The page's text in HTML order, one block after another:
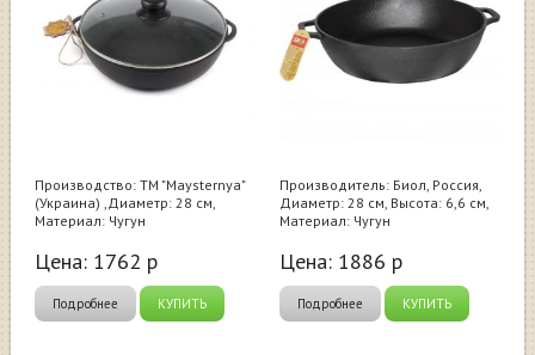
Производство: ТМ "Maysternya"
(Украина) ,Диаметр: 28 см,
Материал: Чугун
Цена: 1762 р
Подробнее КУПИТЬ
Производитель: Биол, Россия,
Диаметр: 28 см, Высота: 6,6 см,
Материал: Чугун
Цена: 1886 р
Подробнее КУПИТЬ